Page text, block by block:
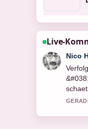
Live-
Bitte
3 MIN